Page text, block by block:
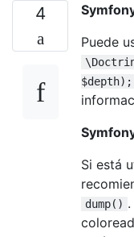
4
Puede
$depth);
Si está
dump()